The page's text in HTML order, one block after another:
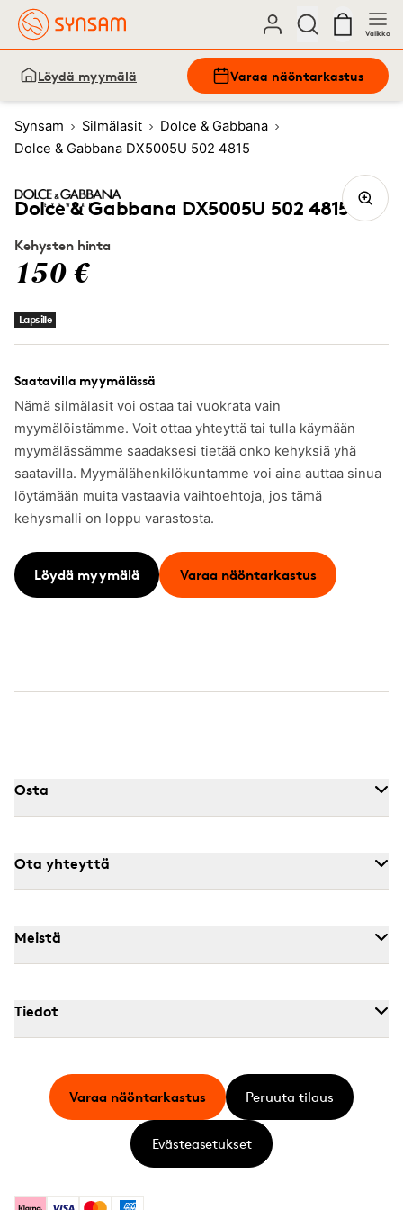
Valikko
Löydä myymälä Varaa näöntarkastus
Synsam Silmälasit
Dolce & Gabbana
Dolce & Gabbana DX5005U 502 4815
Dolce & Gabbana DX5005U 502 4815
Kehysten hinta
150 €
Lapsille
Saatavilla myymälässä
Nämä silmälasit voi ostaa tai vuokrata vain
myymälöistämme. Voit ottaa yhteyttä tai tulla käymään
myymälässämme saadaksesi tietää onko kehyksiä yhä
saatavilla. Myymälähenkilökuntamme voi aina auttaa sinua
löytämään muita vastaavia vaihtoehtoja, jos tämä
kehysmalli on loppu varastosta.
Löydä myymälä Varaa näöntarkastus
Osta
Ota yhteyttä
Meistä
Tiedot
KlarnaVisa MastercardAmerican Express
Varaa näöntarkastus Peruuta tilaus
Evästeasetukset